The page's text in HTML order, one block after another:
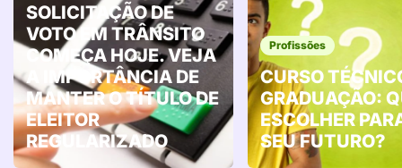
SOLICITAÇÃO DE
VOTO EM TRÂNSITO
COMEÇA HOJE. VEJA
A IMPORTÂNCIA DE
MANTER O TÍTULO DE
ELEITOR
REGULARIZADO
Profissões
CURSO
GRADUAÇÃO:
ESCOLHER
SEU FUTURO?